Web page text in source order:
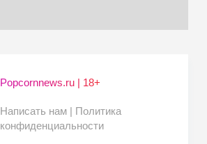
Popcornnews.ru | 18+
Написать нам | Политика
конфиденциальности